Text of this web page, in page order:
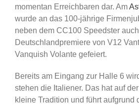
momentan Erreichbaren dar. Am
wurde an das 100-jährige
neben dem CC100 Speedster
Deutschlandpremiere von V12
Vanquish Volante gefeiert.
Bereits am Eingang zur Halle 6
stehen die Italiener. Das hat auf
kleine Tradition und führt aufgrund